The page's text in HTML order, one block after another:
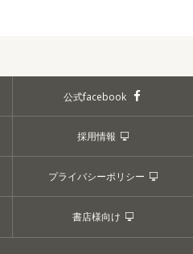
公式facebook
採用情報
プライバシーポリシー
書店様向け